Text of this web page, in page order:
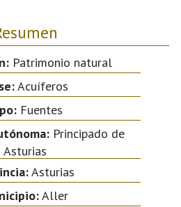
Patrimonio natural
Acuíferos
Fuentes
Principado de
Asturias
Asturias
Aller